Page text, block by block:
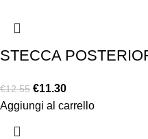
STECCA
€12.55 €11.30
Aggiungi al carrello